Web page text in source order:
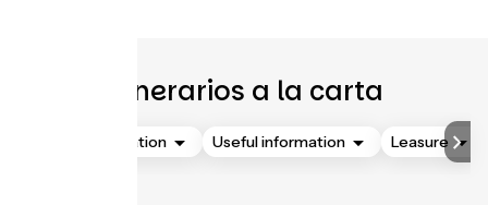
Itinerarios a la carta
Accommodation Useful information Leasure